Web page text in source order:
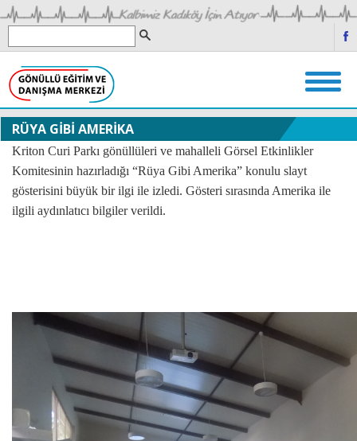
RÜYA GİBİ AMERİKA
Kriton Curi Parkı gönüllüleri ve mahalleli Görsel Etkinlikler
Komitesinin hazırladığı “Rüya Gibi Amerika” konulu slayt
gösterisini büyük bir ilgi ile izledi. Gösteri sırasında Amerika ile
ilgili aydınlatıcı bilgiler verildi.